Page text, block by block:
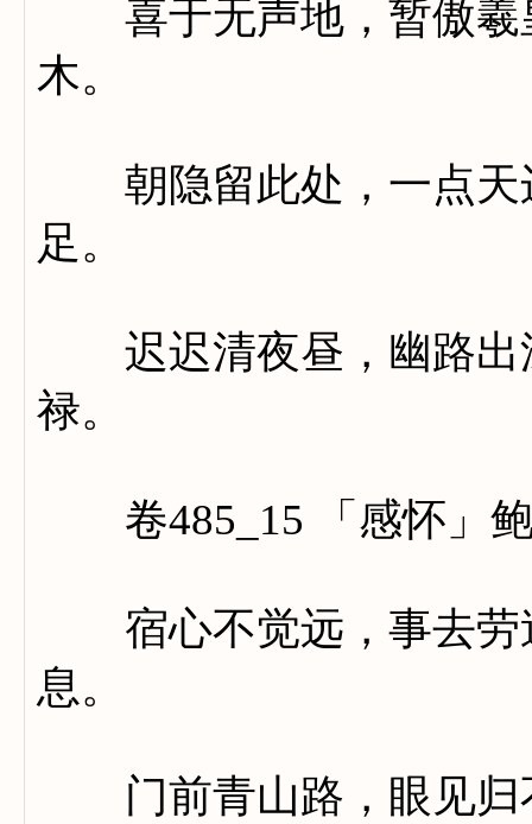
喜于无声地，暂傲羲
木。
朝隐留此处，一点天
足。
迟迟清夜昼，幽路出
禄。
卷485_15 「感怀」
宿心不觉远，事去劳
息。
门前青山路，眼见归